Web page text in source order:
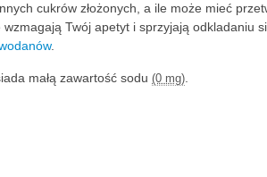
cukrów złożonych, a ile może mieć
Twój apetyt i sprzyjają odkladaniu
.
małą zawartość sodu (0 mg)